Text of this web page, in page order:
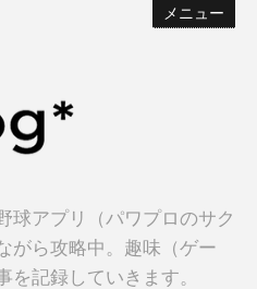
メニュー
球アプリ（パワプロのサク
がら攻略中。趣味（ゲー
を記録していきます。